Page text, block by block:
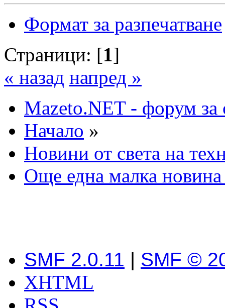
Формат за разпечатване
Страници: [1]
« назад напред »
Mazeto.NET - форум за
Начало »
Новини от света на
Още една малка новина
SMF 2.0.11 | SMF ©
XHTML